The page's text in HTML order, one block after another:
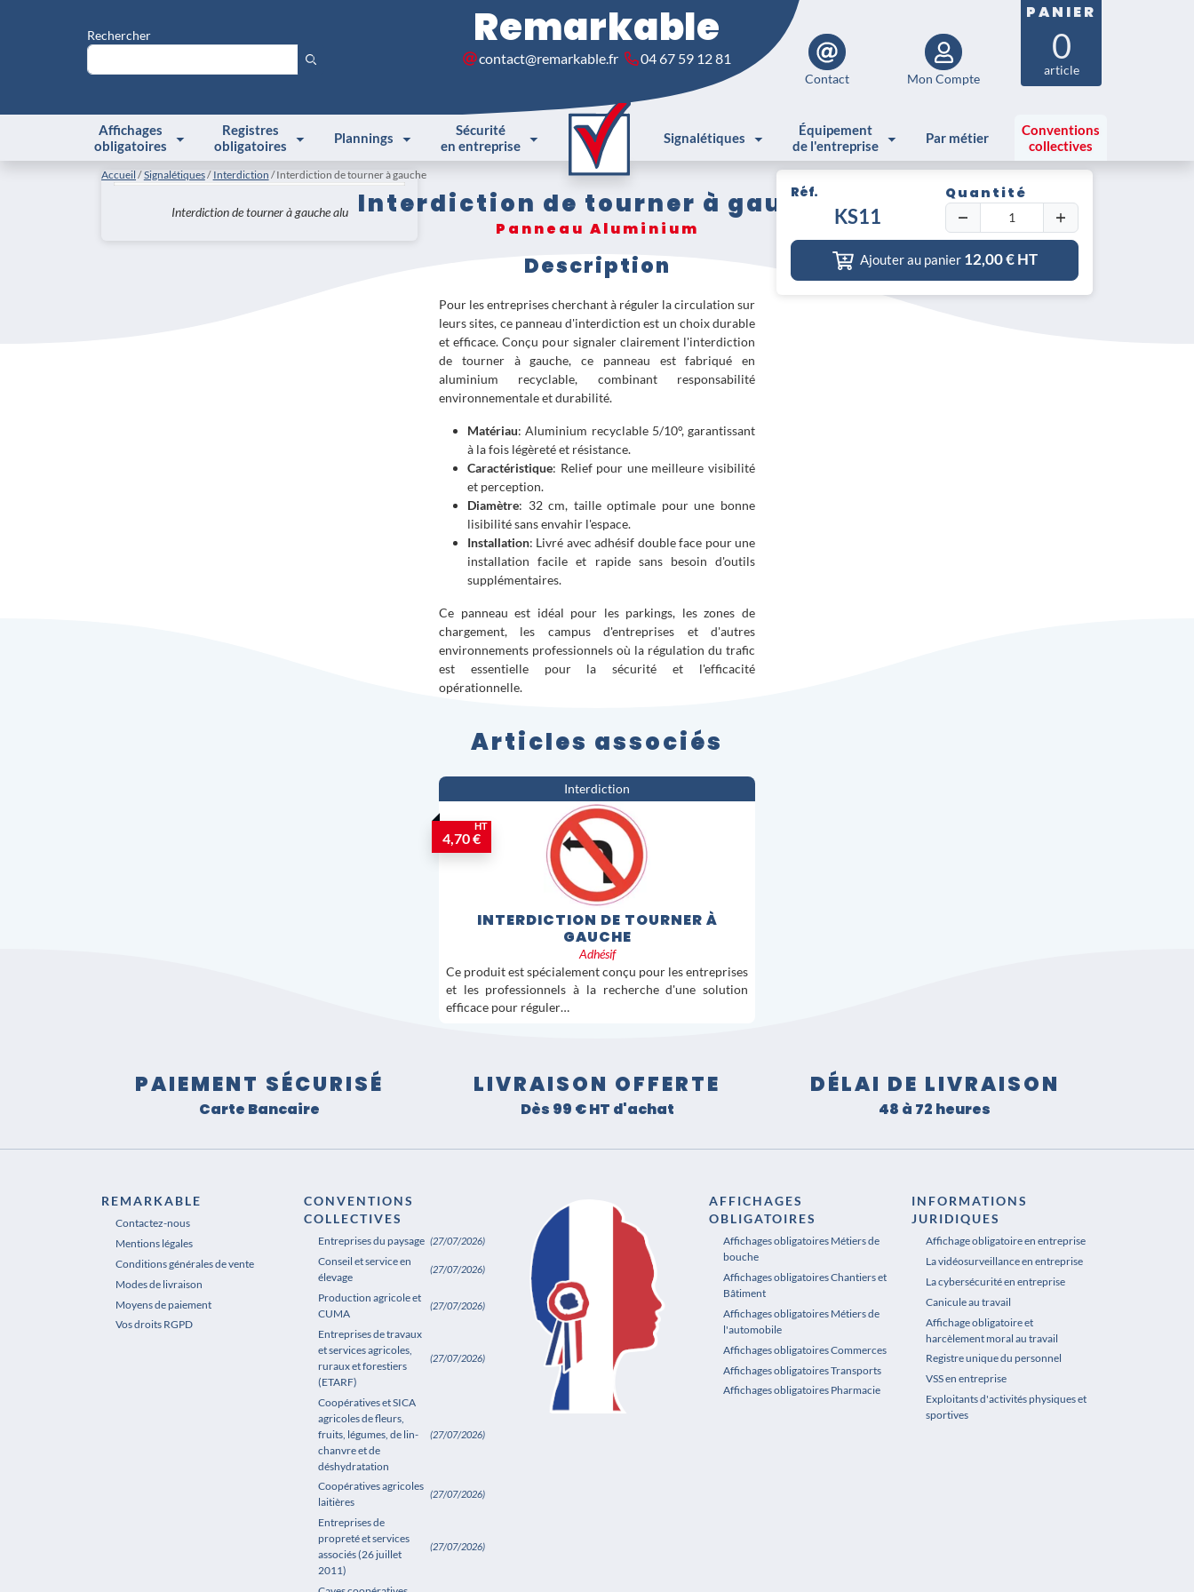
Rechercher Remarkable
contact@remarkable.fr 04 67 59 12 81
Contact Mon Compte
PANIER
0
article
Affichages
obligatoires
Registres
obligatoires
Plannings
Sécurité
en entreprise
Signalétiques
Équipement
de l'entreprise
Par métier
Conventions
collectives
Accueil Signalétiques Interdiction Interdiction de tourner à gauche
Interdiction de tourner à gauche
Panneau Aluminium
Interdiction de tourner à gauche alu
Description
Pour les entreprises cherchant à réguler la circulation sur
leurs sites, ce panneau d'interdiction est un choix durable
et efficace. Conçu pour signaler clairement l'interdiction
de tourner à gauche, ce panneau est fabriqué en
aluminium recyclable, combinant responsabilité
environnementale et durabilité.
Matériau: Aluminium recyclable 5/10°, garantissant
à la fois légèreté et résistance.
Caractéristique: Relief pour une meilleure visibilité
et perception.
Diamètre: 32 cm, taille optimale pour une bonne
lisibilité sans envahir l'espace.
Installation: Livré avec adhésif double face pour une
installation facile et rapide sans besoin d'outils
supplémentaires.
Ce panneau est idéal pour les parkings, les zones de
chargement, les campus d'entreprises et d'autres
environnements professionnels où la régulation du trafic
est essentielle pour la sécurité et l'efficacité
opérationnelle.
Réf.
KS11
Quantité
Ajouter au panier 12,00€ HT
Articles associés
Interdiction
4,70 €
HT
INTERDICTION DE TOURNER À
GAUCHE
Adhésif
Ce produit est spécialement conçu pour les entreprises
et les professionnels à la recherche d'une solution
efficace pour réguler…
PAIEMENT SÉCURISÉ
Carte Bancaire
LIVRAISON OFFERTE
Dès 99 € HT d'achat
DÉLAI DE LIVRAISON
48 à 72 heures
REMARKABLE
Contactez-nous
Mentions légales
Conditions générales de vente
Modes de livraison
Moyens de paiement
Vos droits RGPD
CONVENTIONS
COLLECTIVES
Entreprises du paysage (27/07/2026)
Conseil et service en
élevage
(27/07/2026)
Production agricole et
CUMA
(27/07/2026)
Entreprises de travaux
et services agricoles,
ruraux et forestiers
(ETARF)
(27/07/2026)
Coopératives et SICA
agricoles de fleurs,
fruits, légumes, de lin-
chanvre et de
déshydratation
(27/07/2026)
Coopératives agricoles
laitières
(27/07/2026)
Entreprises de
propreté et services
associés (26 juillet
2011)
(27/07/2026)
AFFICHAGES
OBLIGATOIRES
Affichages obligatoires Métiers de
bouche
Affichages obligatoires Chantiers et
Bâtiment
Affichages obligatoires Métiers de
l'automobile
Affichages obligatoires Commerces
Affichages obligatoires Transports
Affichages obligatoires Pharmacie
INFORMATIONS
JURIDIQUES
Affichage obligatoire en entreprise
La vidéosurveillance en entreprise
La cybersécurité en entreprise
Canicule au travail
Affichage obligatoire et
harcèlement moral au travail
Registre unique du personnel
VSS en entreprise
Exploitants d'activités physiques et
sportives